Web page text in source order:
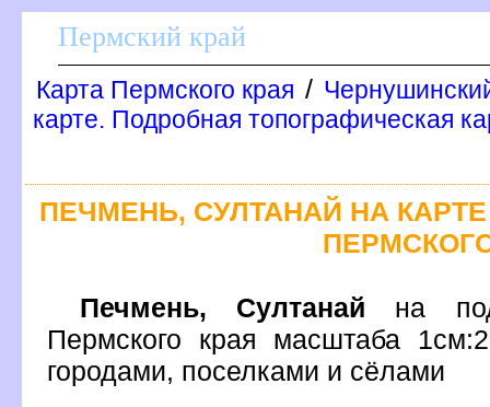
Пермский край
Карта Пермского края /
карте. Подробная топографическая
ПЕЧМЕНЬ, СУЛТАНАЙ НА
Печмень, Султанай на
Пермского края масштаба
ородами, поселками и сёлами